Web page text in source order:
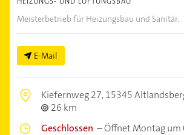
Meisterbetrieb für Heizungsbau und Sanitär.
E-Mail
Kiefernweg 27,15345
26 km
Geschlossen –Öffnet Montag um